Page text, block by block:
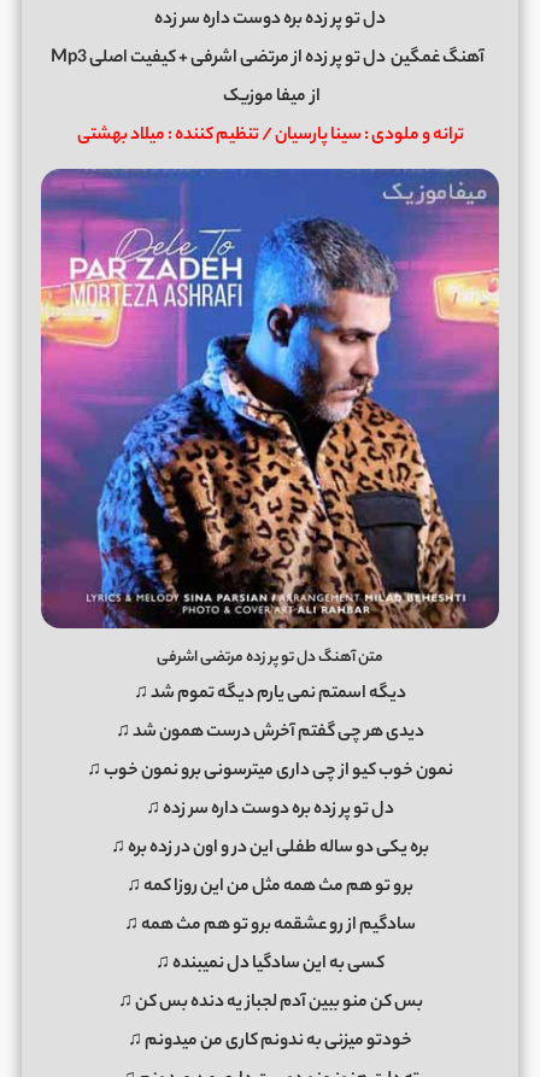
دل تو پر زده بره دوست داره سر زده
آهنگ غمگیندل تو پر زدهازمرتضی اشرفی
+ کیفیت اصلی Mp3
ازمیفا موزیک
ترانه و ملودی : سینا پارسیان / تنظیم کننده : میلاد بهشتی
متن آهنگ دل تو پر زده مرتضی اشرفی
دیگه اسمتم نمی یارم دیگه تموم شد ♫
دیدی هر چی گفتم آخرش درست همون شد ♫
نمون خوب کیو از چی داری میترسونی برو نمون خوب ♫
دل تو پر زده بره دوست داره سر زده ♫
بره یکی دو ساله طفلی این در و اون در زده بره ♫
برو تو هم مث همه مثل من این روزا کمه ♫
سادگیم از رو عشقمه برو تو هم مث همه ♫
کسی به این سادگیا دل نمیبنده ♫
بس کن منو ببین آدم لجباز یه دنده بس کن ♫
خودتو میزنی به ندونم کاری من میدونم ♫